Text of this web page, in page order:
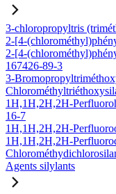
3-chloropropyltris
2-[4-
2-[4-
167426-89-3
3-
1H,1H,2H,2H-
16-7
1H,1H,2H,2H-
1H,1H,2H,2H-
Agents silylants